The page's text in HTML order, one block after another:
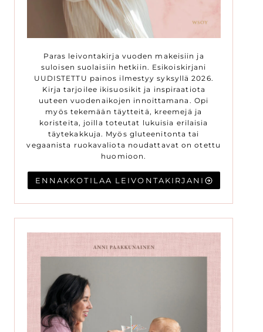
Paras leivontakirja vuoden makeisiin ja
suloisen suolaisiin hetkiin. Esikoiskirjani
UUDISTETTU painos ilmestyy syksyllä 2026.
Kirja tarjoilee ikisuosikit ja inspiraatiota
uuteen vuodenaikojen innoittamana. Opi
myös tekemään täytteitä, kreemejä ja
koristeita, joilla toteutat lukuisia erilaisia
täytekakkuja. Myös gluteenitonta tai
vegaanista ruokavaliota noudattavat on otettu
huomioon.
ENNAKKOTILAA LEIVONTAKIRJANI